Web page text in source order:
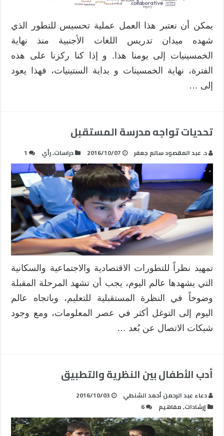
اللغات
مغلقة
يمكن أن نعتبر هذا العمل عملية تحسيس للتطور الذي
شهده ميدان تدريس اللغات الأجنبية منذ نهاية
الخمسينيات إلى يومنا هذا. و إذا كنا ركزنا على هذه
الفترة، نهاية الخمسينات و بداية الستينيات، فهذا يعود
إلى …
تحديات تواجه مدرسة المستقبل
د. عبد المقصود سالم جعفر 2016/10/07 دراسات,رأي 1
تمهيد نظراً للتطورات الاقتصادية والاجتماعية والسكانية
التي يشهدها عالم اليوم، يجب أن تشهد المرحلة المقبلة
وضوحاً في النظرة المستقبلية للتعليم، وباتجاه عالم
اليوم إلى التوغل أكثر في عصر المعلومات، ومع وجود
شبكات الاتصال عن بُعد …
أدب الأطفال بين النظرية والتطبيق
دعاء عبد الرحمن أحمد الشنطي
2016/10/03
إرشادات,مفاهيم 6